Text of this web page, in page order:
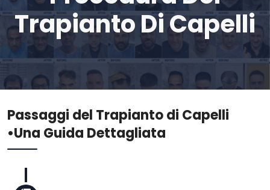
Trapianto Di Capelli
Passaggi del Trapianto di Capelli
•Una Guida Dettagliata